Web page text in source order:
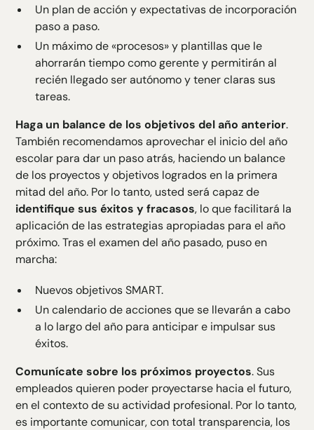
Un plan de acción y expectativas de incorporación
paso a paso.
Un máximo de «procesos» y plantillas que le
ahorrarán tiempo como gerente y permitirán al
recién llegado ser autónomo y tener claras sus
tareas.
Haga un balance de los objetivos del año anterior.
También recomendamos aprovechar el inicio del año
escolar para dar un paso atrás, haciendo un balance
de los proyectos y objetivos logrados en la primera
mitad del año. Por lo tanto, usted será capaz de
identifique sus éxitos y fracasos, lo que facilitará la
aplicación de las estrategias apropiadas para el año
próximo. Tras el examen del año pasado, puso en
marcha:
Nuevos objetivos SMART.
Un calendario de acciones que se llevarán a cabo
a lo largo del año para anticipar e impulsar sus
éxitos.
Comunícate sobre los próximos proyectos. Sus
empleados quieren poder proyectarse hacia el futuro,
en el contexto de su actividad profesional. Por lo tanto,
es importante comunicar, con total transparencia, los